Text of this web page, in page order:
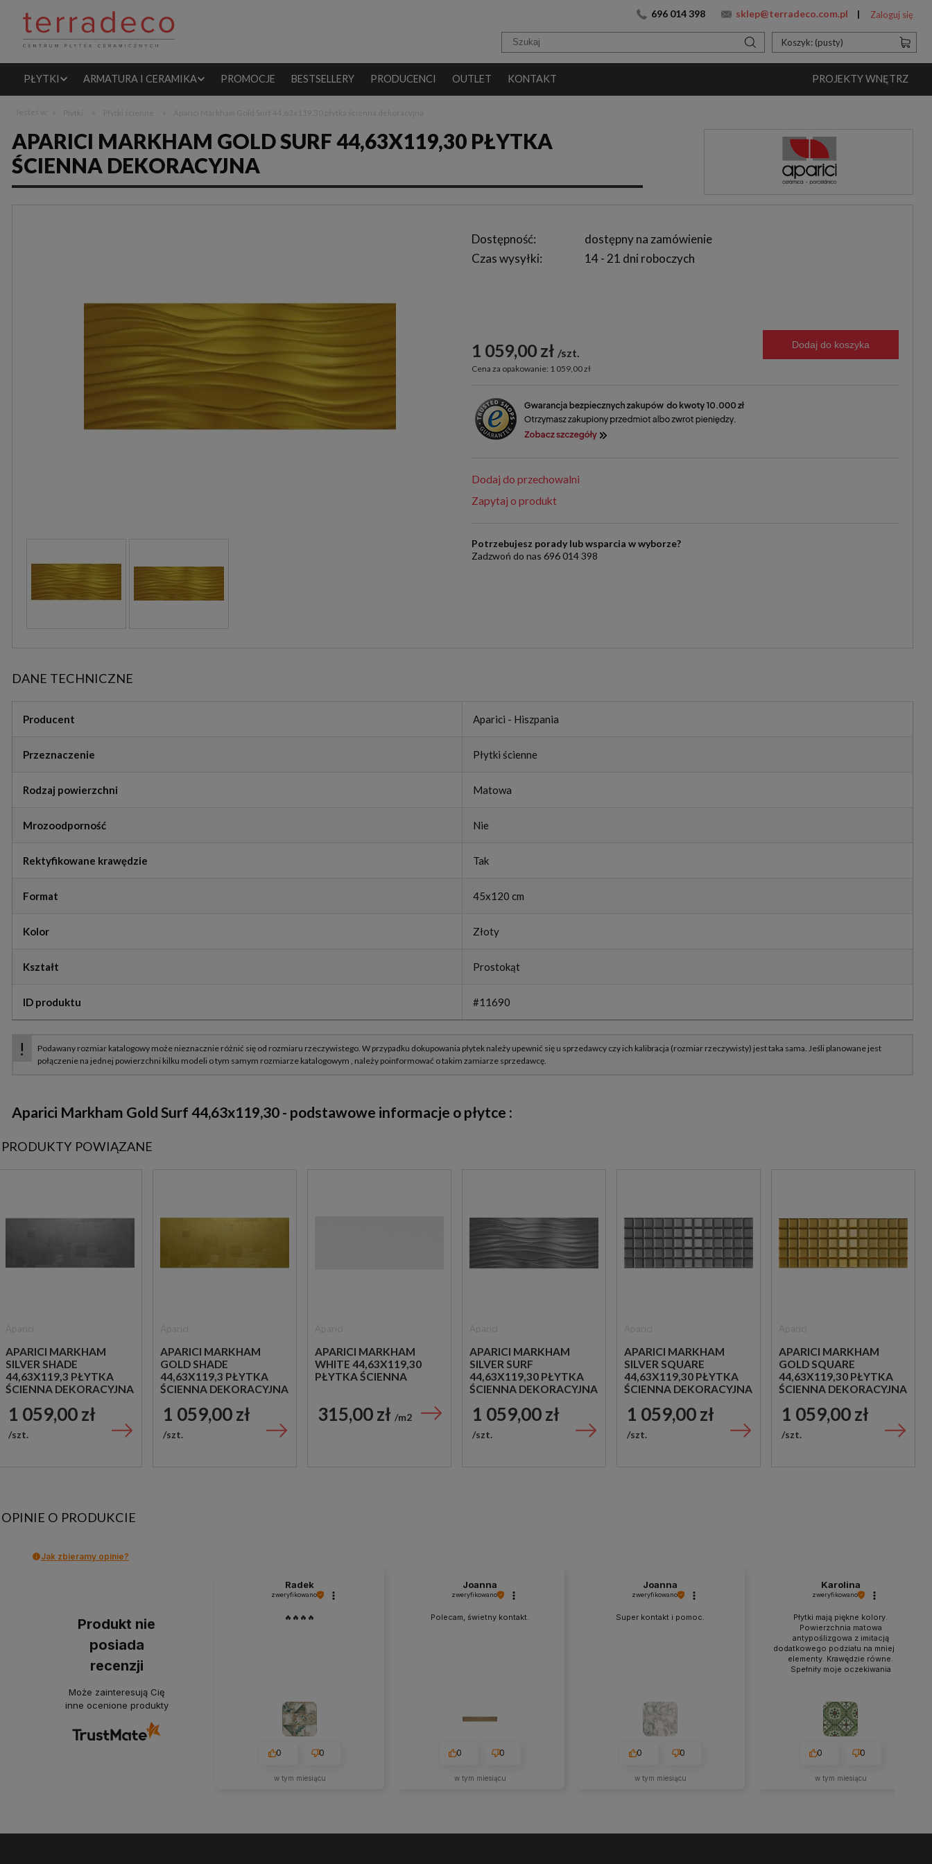
696 014 398 sklep@terradeco.com.pl Zaloguj się
Koszyk: (pusty)
PŁYTKI ARMATURA I CERAMIKA PROMOCJE BESTSELLERY PRODUCENCI OUTLET KONTAKT PROJEKTY WNĘTRZ
APARICI MARKHAM GOLD SURF 44,63X119,30 PŁYTKA
ŚCIENNA DEKORACYJNA
Dostępność:
dostępny na zamówienie
Czas wysyłki:
14 - 21 dni roboczych
1 059,00 zł szt.
Cena za opakowanie: 1 059,00 zł
Dodaj do koszyka
Dodaj do przechowalni
Zapytaj o produkt
Potrzebujesz porady lub wsparcia w wyborze?
Zadzwoń do nas 696 014 398
DANE TECHNICZNE
Producent Aparici - Hiszpania
Przeznaczenie Płytki ścienne
Rodzaj powierzchni Matowa
Mrozoodporność Nie
Rektyfikowane krawędzie Tak
Format 45x120 cm
Kolor Złoty
Kształt Prostokąt
ID produktu #11690
Aparici Markham Gold Surf 44,63x119,30 - podstawowe informacje o płytce :
PRODUKTY POWIĄZANE
APARICI MARKHAM
SILVER SHADE
44,63X119,3 PŁYTKA
ŚCIENNA DEKORACYJNA
1 059,00 zł
szt.
APARICI MARKHAM
GOLD SHADE
44,63X119,3 PŁYTKA
ŚCIENNA DEKORACYJNA
1 059,00 zł
szt.
APARICI MARKHAM
WHITE 44,63X119,30
PŁYTKA ŚCIENNA
315,00 zł m2
APARICI MARKHAM
SILVER SURF
44,63X119,30 PŁYTKA
ŚCIENNA DEKORACYJNA
1 059,00 zł
szt.
APARICI MARKHAM
SILVER SQUARE
44,63X119,30 PŁYTKA
ŚCIENNA DEKORACYJNA
1 059,00 zł
szt.
APARICI MARKHAM
GOLD SQUARE
44,63X119,30 PŁYTKA
ŚCIENNA DEKORACYJNA
1 059,00 zł
szt.
OPINIE O PRODUKCIE
Jak zbieramy opinie?
Produkt nie
posiada
recenzji
Może zainteresują Cię
inne ocenione produkty
Radek
zweryfikowano
🔥🔥🔥🔥
0 0
w tym miesiącu
Joanna
zweryfikowano
Polecam, świetny kontakt.
0 0
w tym miesiącu
Joanna
zweryfikowano
Super kontakt i pomoc.
0 0
w tym miesiącu
Karolina
zweryfikowano
Płytki mają piękne kolory.
Powierzchnia matowa
antypoślizgowa z imitacją
dodatkowego podziału na mniejsze
elementy. Krawędzie równe.
Spełniły moje oczekiwania
0 0
w tym miesiącu